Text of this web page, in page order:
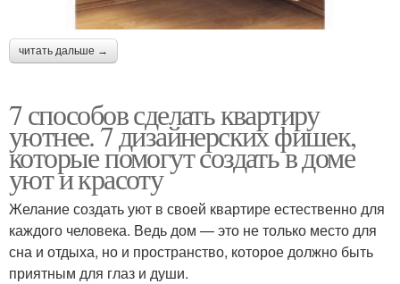
читать дальше →
7 способов сделать квартиру
уютнее. 7 дизайнерских фишек,
которые помогут создать в доме
уют и красоту
Желание создать уют в своей квартире естественно для
каждого человека. Ведь дом — это не только место для
сна и отдыха, но и пространство, которое должно быть
приятным для глаз и души.